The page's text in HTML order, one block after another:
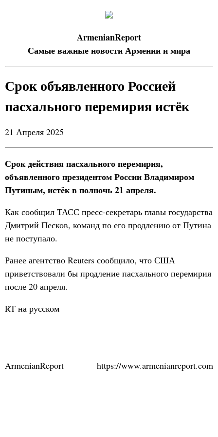
ArmenianReport
Самые важные новости Армении и мира
Срок объявленного Россией
пасхального перемирия истёк
21 Апреля 2025
Срок действия пасхального перемирия,
объявленного президентом России Владимиром
Путиным, истёк в полночь 21 апреля.
Как сообщил ТАСС пресс-секретарь главы государства
Дмитрий Песков, команд по его продлению от Путина
не поступало.
Ранее агентство Reuters сообщило, что США
приветствовали бы продление пасхального перемирия
после 20 апреля.
RT на русском
ArmenianReport https://www.armenianreport.com